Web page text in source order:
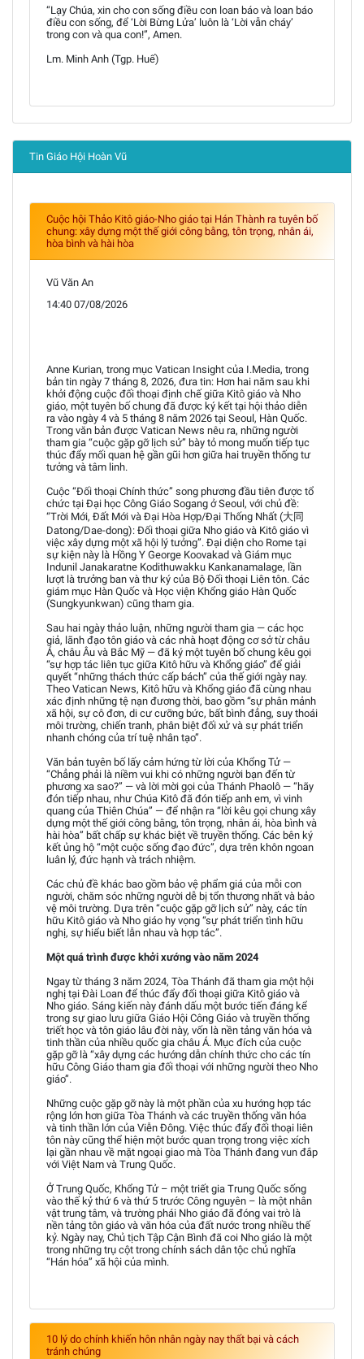
“Lạy Chúa, xin cho con sống điều con loan báo và loan báo
điều con sống, để ‘Lời Bừng Lửa’ luôn là ‘Lời vẫn cháy’
trong con và qua con!”, Amen.
Lm. Minh Anh (Tgp. Huế)
Tin Giáo Hội Hoàn Vũ
Cuộc hội Thảo Kitô giáo-Nho giáo tại Hán Thành ra tuyên bố
chung: xây dựng một thế giới công bằng, tôn trọng, nhân ái,
hòa bình và hài hòa
Vũ Văn An
14:40 07/08/2026
Anne Kurian, trong mục Vatican Insight của I.Media, trong
bản tin ngày 7 tháng 8, 2026, đưa tin: Hơn hai năm sau khi
khởi động cuộc đối thoại định chế giữa Kitô giáo và Nho
giáo, một tuyên bố chung đã được ký kết tại hội thảo diễn
ra vào ngày 4 và 5 tháng 8 năm 2026 tại Seoul, Hàn Quốc.
Trong văn bản được Vatican News nêu ra, những người
tham gia “cuộc gặp gỡ lịch sử” bày tỏ mong muốn tiếp tục
thúc đẩy mối quan hệ gần gũi hơn giữa hai truyền thống tư
tưởng và tâm linh.
Cuộc “Đối thoại Chính thức” song phương đầu tiên được tổ
chức tại Đại học Công Giáo Sogang ở Seoul, với chủ đề:
“Trời Mới, Đất Mới và Đại Hòa Hợp/Đại Thống Nhất (大同
Datong/Dae-dong): Đối thoại giữa Nho giáo và Kitô giáo vì
việc xây dựng một xã hội lý tưởng”. Đại diện cho Rome tại
sự kiện này là Hồng Y George Koovakad và Giám mục
Indunil Janakaratne Kodithuwakku Kankanamalage, lần
lượt là trưởng ban và thư ký của Bộ Đối thoại Liên tôn. Các
giám mục Hàn Quốc và Học viện Khổng giáo Hàn Quốc
(Sungkyunkwan) cũng tham gia.
Sau hai ngày thảo luận, những người tham gia — các học
giả, lãnh đạo tôn giáo và các nhà hoạt động cơ sở từ châu
Á, châu Âu và Bắc Mỹ — đã ký một tuyên bố chung kêu gọi
“sự hợp tác liên tục giữa Kitô hữu và Khổng giáo” để giải
quyết “những thách thức cấp bách” của thế giới ngày nay.
Theo Vatican News, Kitô hữu và Khổng giáo đã cùng nhau
xác định những tệ nạn đương thời, bao gồm “sự phân mảnh
xã hội, sự cô đơn, di cư cưỡng bức, bất bình đẳng, suy thoái
môi trường, chiến tranh, phân biệt đối xử và sự phát triển
nhanh chóng của trí tuệ nhân tạo”.
Văn bản tuyên bố lấy cảm hứng từ lời của Khổng Tử —
“Chẳng phải là niềm vui khi có những người bạn đến từ
phương xa sao?” — và lời mời gọi của Thánh Phaolô — “hãy
đón tiếp nhau, như Chúa Kitô đã đón tiếp anh em, vì vinh
quang của Thiên Chúa” — để nhận ra “lời kêu gọi chung xây
dựng một thế giới công bằng, tôn trọng, nhân ái, hòa bình và
hài hòa” bất chấp sự khác biệt về truyền thống. Các bên ký
kết ủng hộ “một cuộc sống đạo đức”, dựa trên khôn ngoan
luân lý, đức hạnh và trách nhiệm.
Các chủ đề khác bao gồm bảo vệ phẩm giá của mỗi con
người, chăm sóc những người dễ bị tổn thương nhất và bảo
vệ môi trường. Dựa trên “cuộc gặp gỡ lịch sử” này, các tín
hữu Kitô giáo và Nho giáo hy vọng “sự phát triển tình hữu
nghị, sự hiểu biết lẫn nhau và hợp tác”.
Một quá trình được khởi xướng vào năm 2024
Ngay từ tháng 3 năm 2024, Tòa Thánh đã tham gia một hội
nghị tại Đài Loan để thúc đẩy đối thoại giữa Kitô giáo và
Nho giáo. Sáng kiến này đánh dấu một bước tiến đáng kể
trong sự giao lưu giữa Giáo Hội Công Giáo và truyền thống
triết học và tôn giáo lâu đời này, vốn là nền tảng văn hóa và
tinh thần của nhiều quốc gia châu Á. Mục đích của cuộc
gặp gỡ là “xây dựng các hướng dẫn chính thức cho các tín
hữu Công Giáo tham gia đối thoại với những người theo Nho
giáo”.
Những cuộc gặp gỡ này là một phần của xu hướng hợp tác
rộng lớn hơn giữa Tòa Thánh và các truyền thống văn hóa
và tinh thần lớn của Viễn Đông. Việc thúc đẩy đối thoại liên
tôn này cũng thể hiện một bước quan trọng trong việc xích
lại gần nhau về mặt ngoại giao mà Tòa Thánh đang vun đắp
với Việt Nam và Trung Quốc.
Ở Trung Quốc, Khổng Tử – một triết gia Trung Quốc sống
vào thế kỷ thứ 6 và thứ 5 trước Công nguyên – là một nhân
vật trung tâm, và trường phái Nho giáo đã đóng vai trò là
nền tảng tôn giáo và văn hóa của đất nước trong nhiều thế
kỷ. Ngày nay, Chủ tịch Tập Cận Bình đã coi Nho giáo là một
trong những trụ cột trong chính sách dân tộc chủ nghĩa
“Hán hóa” xã hội của mình.
10 lý do chính khiến hôn nhân ngày nay thất bại và cách
tránh chúng